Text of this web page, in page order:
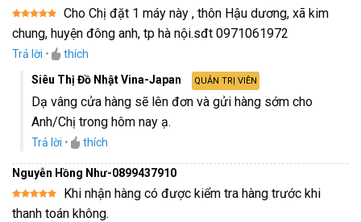
hạng55
Cho Chị đặt 1 máy này , thôn Hậu dương, xã kim
chung, huyện đông anh, tp hà nội.sđt 0971061972
Trả lời •
thích
Siêu Thị Đồ Nhật Vina-Japan
QUẢN TRỊ VIÊN
Dạ vâng cửa hàng sẽ lên đơn và gửi hàng sớm cho
Anh/Chị trong hôm nay ạ.
Trả lời • thích
Nguyễn Hồng Như-0899437910
hạng55
Khi nhận hàng có được kiểm tra hàng trước khi
thanh toán không.